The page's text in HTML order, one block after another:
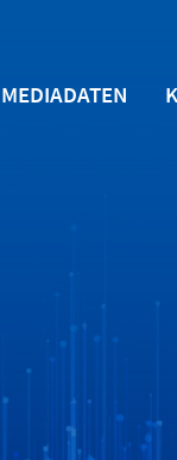
MEDIADATEN